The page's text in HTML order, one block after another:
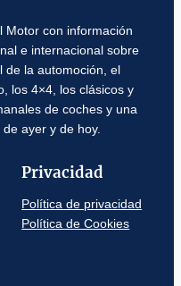
Motor con información
e internacional sobre
de la automoción, el
los 4×4, los clásicos y
de coches y una
ayer y de hoy.
Privacidad
Política de privacidad
Política de Cookies